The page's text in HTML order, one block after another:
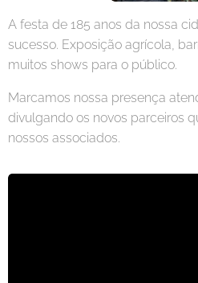
A festa de 185 anos da nossa
sucesso. Exposição agrícola,
muitos shows para o público.
Marcamos nossa presença
divulgando os novos parceiros
nossos associados.